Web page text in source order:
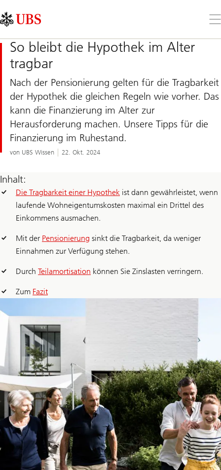
Links
Area
Sie
So bleibt die Hypothek im Alter
tragbar
Nach der Pensionierung gelten für die Tragbarkeit
der Hypothek die gleichen Regeln wie vorher. Das
kann die Finanzierung im Alter zur
Herausforderung machen. Unsere Tipps für die
Finanzierung im Ruhestand.
von UBS Wissen 22. Okt. 2024
Inhalt:
Die Tragbarkeit einer Hypothek ist dann gewährleistet, wenn
laufende Wohneigentumskosten maximal ein Drittel des
Einkommens ausmachen.
Mit der Pensionierung sinkt die Tragbarkeit, da weniger
Einnahmen zur Verfügung stehen.
Durch Teilamortisation können Sie Zinslasten verringern.
Zum Fazit